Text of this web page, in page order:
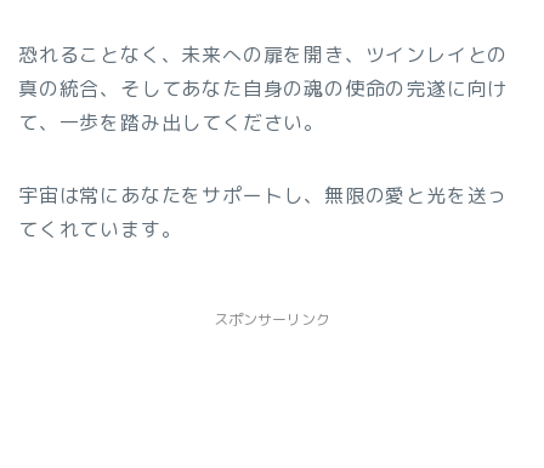
恐れることなく、未来への扉を開き、ツインレイとの
真の統合、そしてあなた自身の魂の使命の完遂に向け
て、一歩を踏み出してください。
宇宙は常にあなたをサポートし、無限の愛と光を送っ
てくれています。
スポンサーリンク